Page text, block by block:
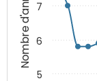
Nombre d'années
5
6
7